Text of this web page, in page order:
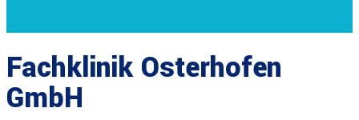
Fachklinik Osterhofen
GmbH